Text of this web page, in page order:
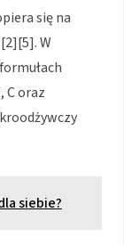
się na
W
C oraz
siebie?